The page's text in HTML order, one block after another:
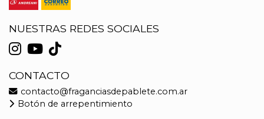
NUESTRAS REDES SOCIALES
CONTACTO
contacto@fraganciasdepablete.com.ar
Botón de arrepentimiento